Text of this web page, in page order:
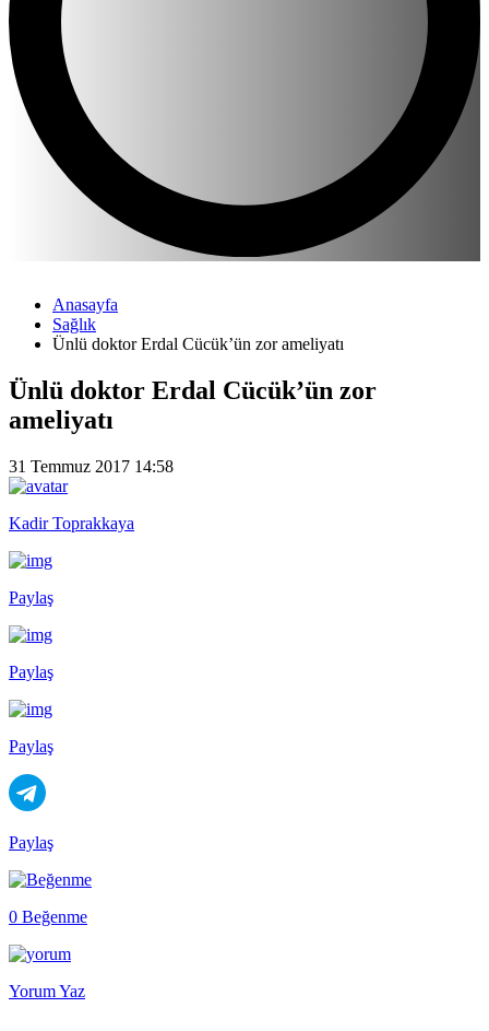
Anasayfa
Sağlık
Ünlü doktor Erdal Cücük’ün zor ameliyatı
Ünlü doktor Erdal Cücük’ün zor
ameliyatı
31 Temmuz 2017 14:58
Kadir Toprakkaya
Paylaş
Paylaş
Paylaş
Paylaş
0 Beğenme
Yorum Yaz